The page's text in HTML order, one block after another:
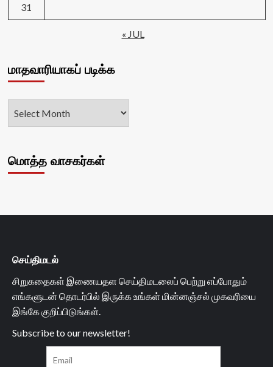
31
« JUL
மாதவாரியாகப் படிக்க
மொத்த வாசகர்கள்
செய்திமடல்
சிறுகதைகள் இணையதள செய்திமடலைப் பெற்று எப்போதும்
எங்களுடன் தொடர்பில் இருக்க உங்கள் மின்னஞ்சல் முகவரியை
இங்கே குறிப்பிடுங்கள்.
Subscribe to our newsletter!